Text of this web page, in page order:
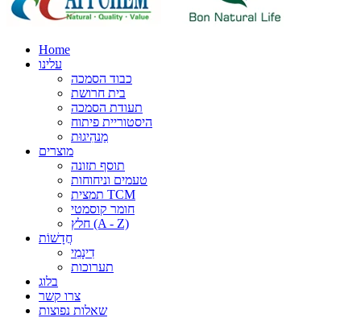
Home
עלינו
כבוד הסמכה
בית חרושת
תעודת הסמכה
היסטוריית פיתוח
מַנהִיגוּת
מוצרים
תוסף תזונה
טעמים וניחוחות
תמצית TCM
חומר קוסמטי
חלץ (A - Z)
חֲדָשׁוֹת
דִינָמִי
תערוכות
בלוג
צרו קשר
שאלות נפוצות